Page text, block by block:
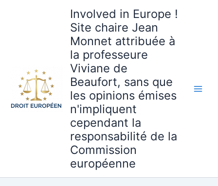
Involved in Europe !
Site chaire Jean
Monnet attribuée à
la professeure
Viviane de
Beaufort, sans que
les opinions émises
n'impliquent
cependant la
responsabilité de la
Commission
européenne